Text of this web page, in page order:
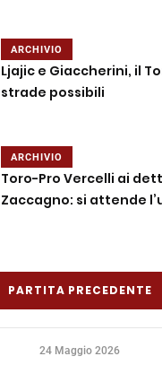
ARCHIVIO
Ljajic e Giaccherini, il
strade possibili
ARCHIVIO
Toro-Pro Vercelli ai
Zaccagno: si attende
PARTITA PRECEDENTE
24 Maggio 2026